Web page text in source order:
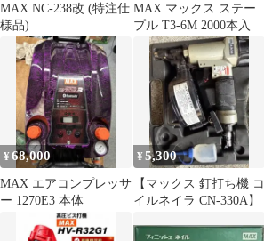
MAX NC-238改 (特注仕
様品)
MAX マックス ステー
プル T3-6M 2000本入
¥68,000
MAX エアコンプレッサ
ー 1270E3 本体
¥5,300
【マックス 釘打ち機 コ
イルネイラ CN-330A】